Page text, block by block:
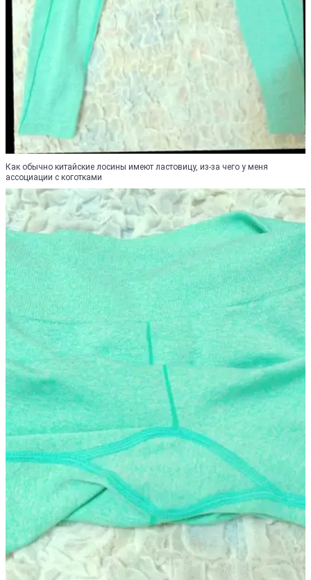
Как обычно китайские лосины имеют ластовицу, из-за чего у меня
ассоциации с коготками